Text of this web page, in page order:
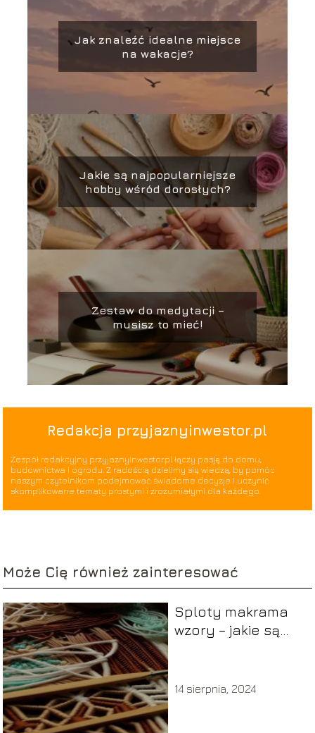
Jak znaleźć idealne miejsce
na wakacje?
Jakie są najpopularniejsze
hobby wśród dorosłych?
Zestaw do medytacji –
musisz to mieć!
Redakcja przyjaznyinwestor.pl
Zespół redakcyjny przyjaznyinwestor.pl łączy pasję do domu,
budownictwa i ogrodu. Z radością dzielimy się wiedzą, by pomóc
naszym czytelnikom podejmować świadome decyzje i uczynić
skomplikowane tematy prostymi i zrozumiałymi dla każdego.
Może Cię również zainteresować
Sploty makrama
wzory – jakie są
14 sierpnia, 2024